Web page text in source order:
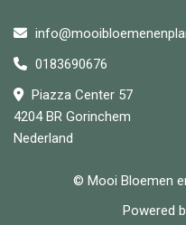
0183690676
Piazza Center 57
4204 BR Gorinchem
Nederland
© Mooi Bloemen
Powered